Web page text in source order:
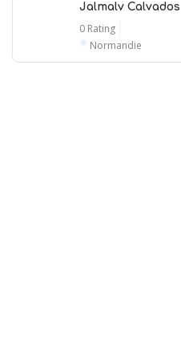
Jalmalv Calvados
0 Rating
Normandie